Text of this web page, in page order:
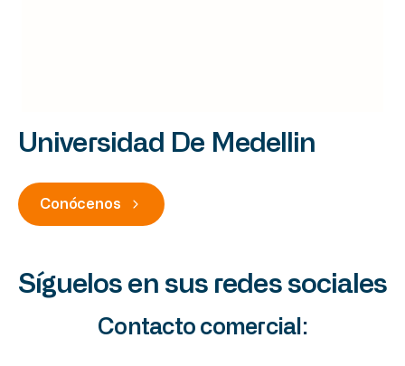
Universidad De Medellin
Conócenos
Síguelos en sus redes sociales
Contacto comercial: